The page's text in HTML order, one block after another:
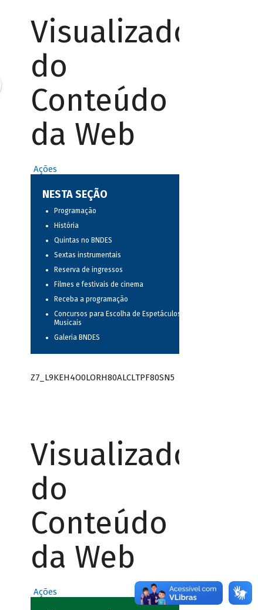
Visualizador
do
Conteúdo
da Web
Ações
NESTA SEÇÃO
Programação
História
Quintas no BNDES
Sextas instrumentais
Reserva de ingressos
Filmes e festivais de cinema
Receba a programação
Concursos para Escolha de Espetáculos
Musicais
Galeria BNDES
Z7_L9KEH4O0LORH80ALCLTPF80SN5
Visualizador
do
Conteúdo
da Web
Ações